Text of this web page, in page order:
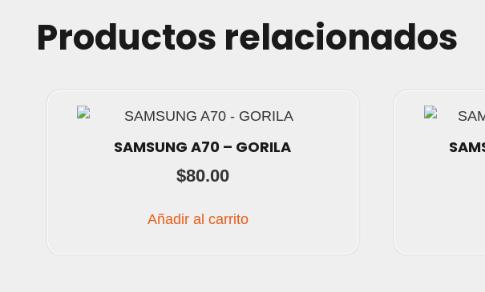
Productos relacionados
SAMSUNG A70 – GORILA
$80.00
Añadir al carrito